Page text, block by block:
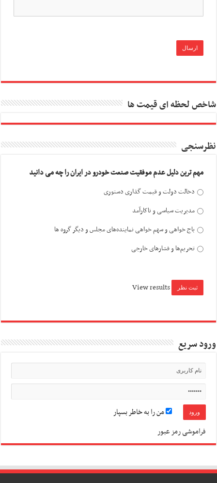
شاخص لحظه ای قیمت ها
نظرسنجی
مهم ترین دلیل عدم موفقیت صنعت خودرو در ایران را چه می دانید
دخالت دولت و قیمت گذاری دستوری
مدیریت سیاسی و ناکارآمد
باج خواهی و سهم خواهی نماینده‌های مجلس و دیگر گروه ها
تحریم‌ها و فشارهای خارجی
View results
ورود سریع
من را به خاطر بسپار
فراموشی رمز عبور